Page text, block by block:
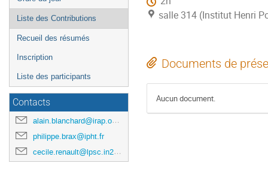
Liste des Contributions
Recueil des résumés
Inscription
Liste des participants
Contacts
alain.blanchard@irap.omp.eu
philippe.brax@ipht.fr
cecile.renault@lpsc.in2p3.fr
salle 314 (Institut Henri
Documents de
Aucun document.